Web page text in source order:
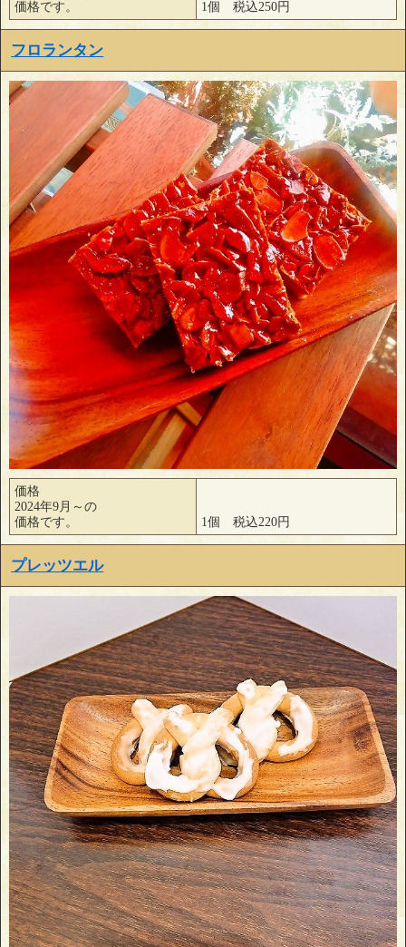
価格です。
1個 税込250円
フロランタン
価格
2024年9月～の
価格です。
1個 税込220円
プレッツエル